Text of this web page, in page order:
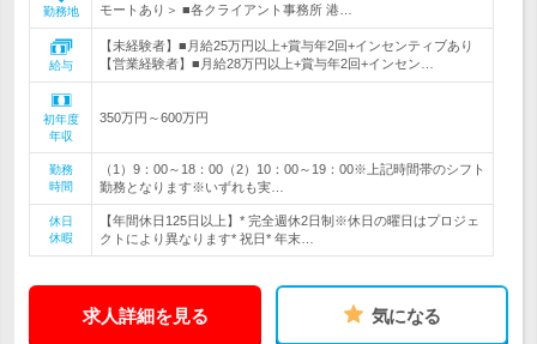
勤務地
モートあり＞ ■各クライアント事務所 港…
給与
【未経験者】■月給25万円以上+賞与年2回+インセンティブあり
【営業経験者】■月給28万円以上+賞与年2回+インセン…
初年度
年収
350万円～600万円
勤務
時間
（1）9：00～18：00（2）10：00～19：00※上記時間帯のシフト
勤務となります※いずれも実…
休日
休暇
【年間休日125日以上】* 完全週休2日制※休日の曜日はプロジェ
クトにより異なります* 祝日* 年末…
求人詳細を見る 気になる